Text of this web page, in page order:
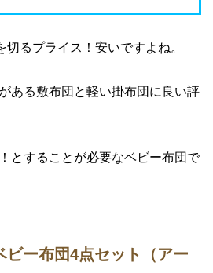
るプライス！安いですよね。
ある敷布団と軽い掛布団に良い評
とすることが必要なベビー布団で
ビー布団4点セット（アー